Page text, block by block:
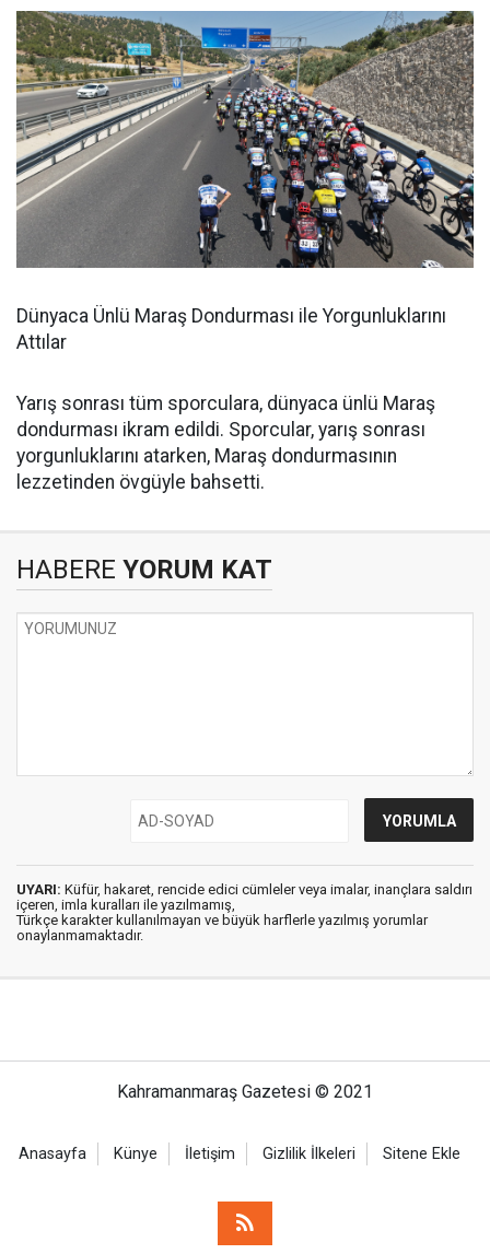
Dünyaca Ünlü Maraş Dondurması ile Yorgunluklarını
Attılar
Yarış sonrası tüm sporculara, dünyaca ünlü Maraş
dondurması ikram edildi. Sporcular, yarış sonrası
yorgunluklarını atarken, Maraş dondurmasının
lezzetinden övgüyle bahsetti.
HABERE YORUM KAT
UYARI: Küfür, hakaret, rencide edici cümleler veya imalar, inançlara saldırı
içeren, imla kuralları ile yazılmamış,
Türkçe karakter kullanılmayan ve büyük harflerle yazılmış yorumlar
onaylanmamaktadır.
Kahramanmaraş Gazetesi © 2021
Anasayfa Künye İletişim Gizlilik İlkeleri Sitene Ekle